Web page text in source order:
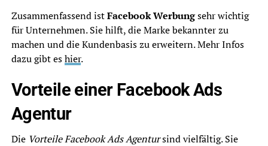
Zusammenfassend istFacebook Werbungsehr wichtig
für Unternehmen. Sie hilft, die Marke bekannter zu
machen und die Kundenbasis zu erweitern. Mehr Infos
dazu gibt eshier.
Vorteile einer Facebook Ads
Agentur
Die Vorteile Facebook Ads Agentursind vielfältig. Sie